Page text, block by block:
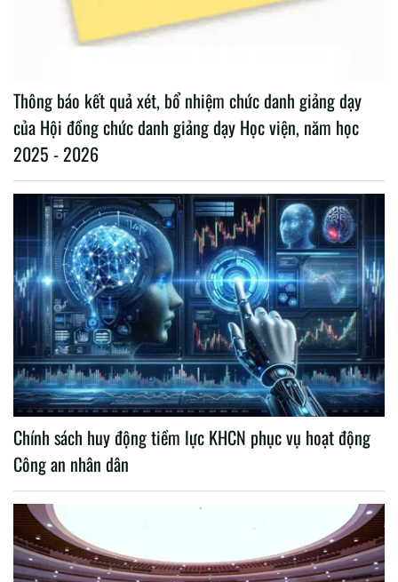
Thông báo kết quả xét, bổ nhiệm chức danh giảng dạy
của Hội đồng chức danh giảng dạy Học viện, năm học
2025 - 2026
Chính sách huy động tiềm lực KHCN phục vụ hoạt động
Công an nhân dân